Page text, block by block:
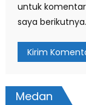
untuk komentar
saya berikutnya.
Medan